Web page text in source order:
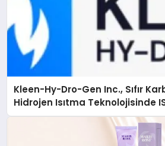
Kleen-Hy-Dro-Gen Inc., Sıfır
Hidrojen Isıtma Teknolojisinde
Düzenleyici Onaylarını Aldı